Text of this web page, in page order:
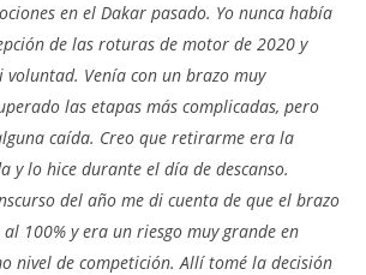
en el Dakar pasado. Yo nunca había
de las roturas de motor de 2020 y
Venía con un brazo muy
las etapas más complicadas, pero
caída. Creo que retirarme era la
y lo hice durante el día de descanso.
del año me di cuenta de que el brazo
100% y era un riesgo muy grande en
nivel de competición. Allí tomé la decisión